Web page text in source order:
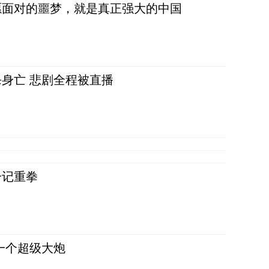
对的噩梦，就是真正强大的中国
亡 悲剧全程被直播
重拳
个超级大炮